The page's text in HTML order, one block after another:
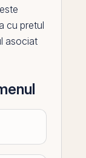
cu pretul
asociat